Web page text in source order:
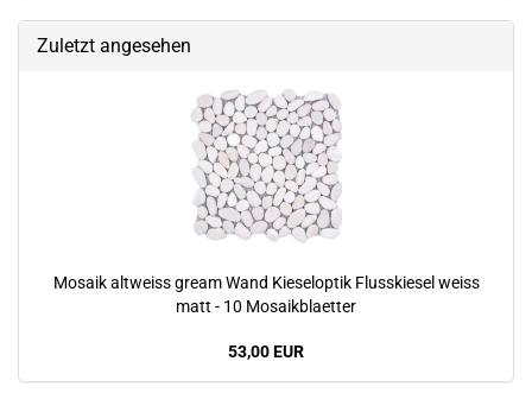
Zuletzt angesehen
Mosaik altweiss gream Wand Kieseloptik Flusskiesel weiss
matt - 10 Mosaikblaetter
53,00 EUR